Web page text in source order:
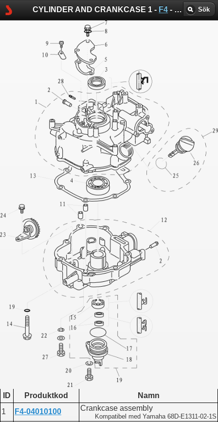
CYLINDER AND CRANKCASE 1 - F4 - ParsunSök
ID Produktkod
Namn
1
F4-04010100 Crankcase assembly
Kompatibel med Yamaha 68D-E1311-02-1S